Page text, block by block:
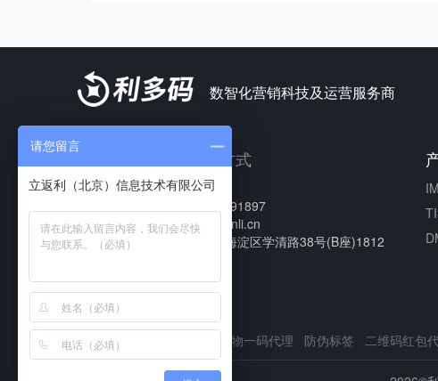
数智化营销科技及运营服务商
联系方式
13811791897
sw@lifanli.cn
北京市海淀区学清路38号(B座)1812
友情链接： 一物一码代理 防伪标签 二维码红包
请您留言